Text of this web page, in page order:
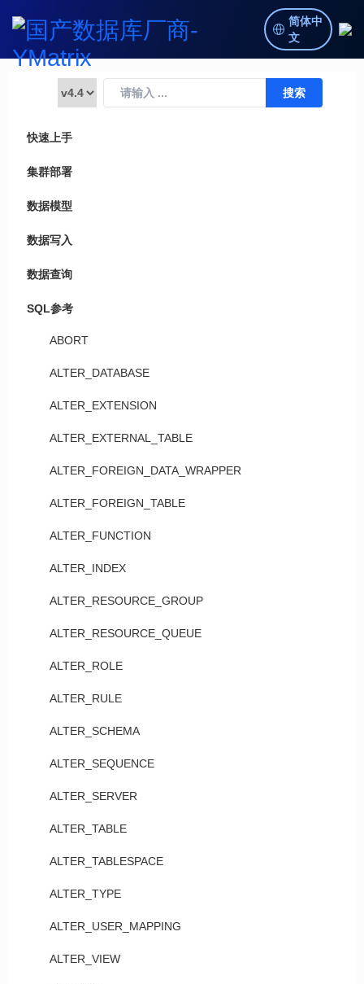
简体中
文
快速上手
集群部署
数据模型
数据写入
数据查询
SQL参考
ABORT
ALTER_DATABASE
ALTER_EXTENSION
ALTER_EXTERNAL_TABLE
ALTER_FOREIGN_DATA_WRAPPER
ALTER_FOREIGN_TABLE
ALTER_FUNCTION
ALTER_INDEX
ALTER_RESOURCE_GROUP
ALTER_RESOURCE_QUEUE
ALTER_ROLE
ALTER_RULE
ALTER_SCHEMA
ALTER_SEQUENCE
ALTER_SERVER
ALTER_TABLE
ALTER_TABLESPACE
ALTER_TYPE
ALTER_USER_MAPPING
ALTER_VIEW